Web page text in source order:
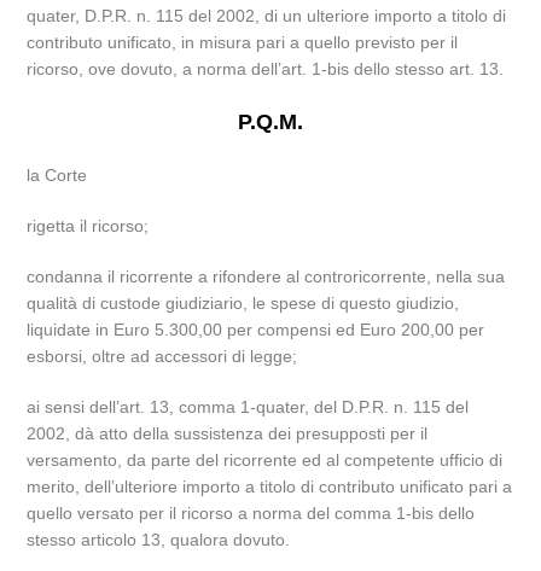
quater, D.P.R. n. 115 del 2002, di un ulteriore importo a titolo di
contributo unificato, in misura pari a quello previsto per il
ricorso, ove dovuto, a norma dell’art. 1-bis dello stesso art. 13.
P.Q.M.
la Corte
rigetta il ricorso;
condanna il ricorrente a rifondere al controricorrente, nella sua
qualità di custode giudiziario, le spese di questo giudizio,
liquidate in Euro 5.300,00 per compensi ed Euro 200,00 per
esborsi, oltre ad accessori di legge;
ai sensi dell’art. 13, comma 1-quater, del D.P.R. n. 115 del
2002, dà atto della sussistenza dei presupposti per il
versamento, da parte del ricorrente ed al competente ufficio di
merito, dell’ulteriore importo a titolo di contributo unificato pari a
quello versato per il ricorso a norma del comma 1-bis dello
stesso articolo 13, qualora dovuto.